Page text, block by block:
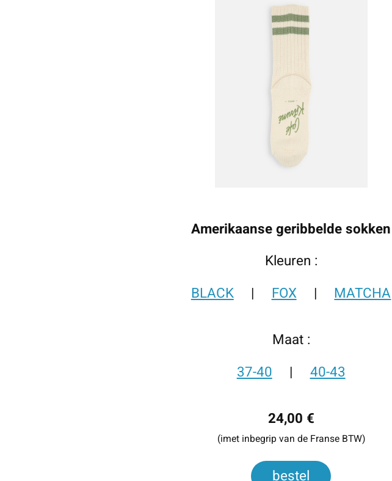
Amerikaanse geribbelde sokken
Kleuren :
BLACK|FOX|MATCHA
Maat :
37-40 | 40-43
24,00 €
(imet inbegrip van de Franse BTW)
bestel